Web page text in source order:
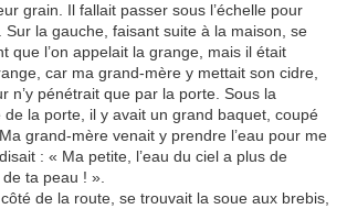
grain. Il fallait passer sous l’échelle pour
Sur la gauche, faisant suite à la maison, se
que l’on appelait la grange, mais il était
car ma grand-mère y mettait son cidre,
n’y pénétrait que par la porte. Sous la
la porte, il y avait un grand baquet, coupé
grand-mère venait y prendre l’eau pour me
: « Ma petite, l’eau du ciel a plus de
ta peau ! ».
de la route, se trouvait la soue aux brebis,